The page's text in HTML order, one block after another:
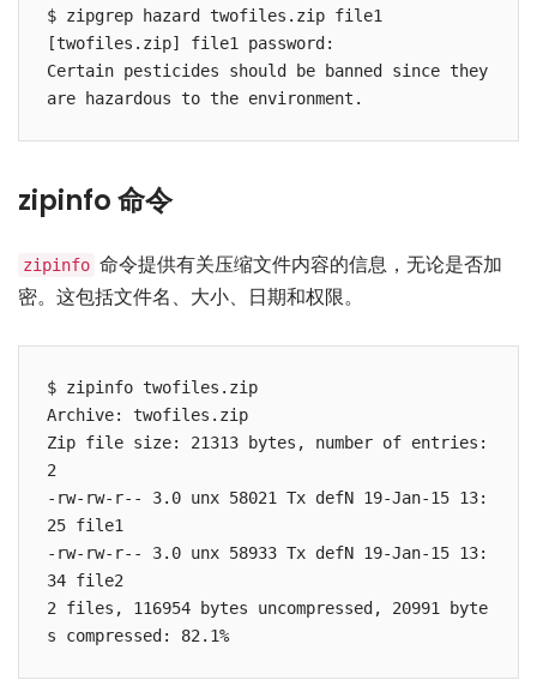
$ zipgrep hazard twofiles.zip file1
[twofiles.zip] file1 password:
Certain pesticides should be banned since they
are hazardous to the environment.
zipinfo 命令
zipinfo 命令提供有关压缩文件内容的信息，无论是否加
密。这包括文件名、大小、日期和权限。
$ zipinfo twofiles.zip
Archive: twofiles.zip
Zip file size: 21313 bytes, number of entries:
2
-rw-rw-r-- 3.0 unx 58021 Tx defN 19-Jan-15 13:
25 file1
-rw-rw-r-- 3.0 unx 58933 Tx defN 19-Jan-15 13:
34 file2
2 files, 116954 bytes uncompressed, 20991 byte
s compressed: 82.1%